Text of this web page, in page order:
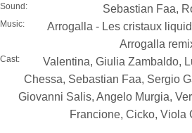
Sound: Sebastian Faa,
Music:
Arrogalla - Les cristaux
Arrogalla
Cast:
Valentina, Giulia Zambaldo,
Chessa, Sebastian Faa, Sergio
Giovanni Salis, Angelo Murgia,
Francione, Cicko, Viola